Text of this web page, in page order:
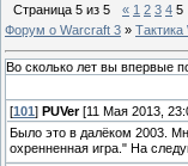
Страница 5 из 5 « 1 2 3 4 5
Форум о Warcraft 3 »
Во сколько лет вы впервые
[101 ] PUVer[11 Мая 2013,
Было это в далёком 2003.
охренненная игра." На